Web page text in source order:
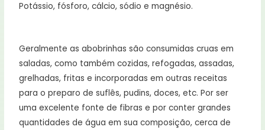
Potássio, fósforo, cálcio, sódio e magnésio.
Geralmente as abobrinhas são consumidas cruas em
saladas, como também cozidas, refogadas, assadas,
grelhadas, fritas e incorporadas em outras receitas
para o preparo de suflês, pudins, doces, etc. Por ser
uma excelente fonte de fibras e por conter grandes
quantidades de água em sua composição, cerca de